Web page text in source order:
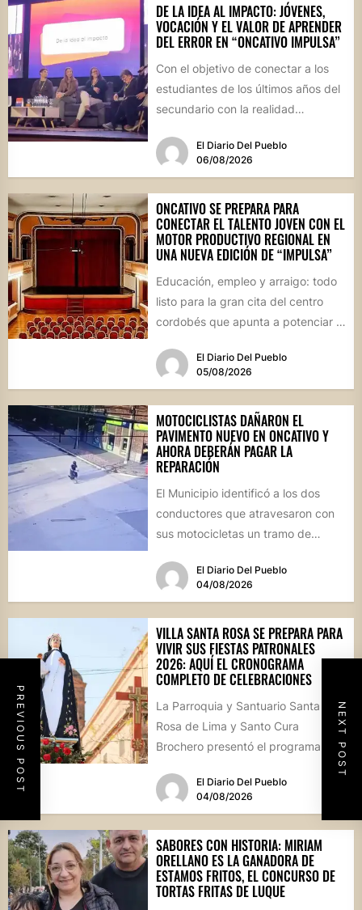
PREVIOUS POST NEXT POST
DE LA IDEA AL IMPACTO: JÓVENES,
VOCACIÓN Y EL VALOR DE APRENDER
DEL ERROR EN “ONCATIVO IMPULSA”
Con el objetivo de conectar a los
estudiantes de los últimos años del
secundario con la realidad
El Diario Del Pueblo
06/08/2026
ONCATIVO SE PREPARA PARA
CONECTAR EL TALENTO JOVEN CON EL
MOTOR PRODUCTIVO REGIONAL EN
UNA NUEVA EDICIÓN DE “IMPULSA”
Educación, empleo y arraigo: todo
listo para la gran cita del centro
cordobés que apunta a potenciar el
El Diario Del Pueblo
05/08/2026
MOTOCICLISTAS DAÑARON EL
PAVIMENTO NUEVO EN ONCATIVO Y
AHORA DEBERÁN PAGAR LA
REPARACIÓN
El Municipio identificó a los dos
conductores que atravesaron con
sus motocicletas un tramo de
calle...
El Diario Del Pueblo
04/08/2026
VILLA SANTA ROSA SE PREPARA PARA
VIVIR SUS FIESTAS PATRONALES
2026: AQUÍ EL CRONOGRAMA
COMPLETO DE CELEBRACIONES
La Parroquia y Santuario Santa
Rosa de Lima y Santo Cura
Brochero presentó el programa
El Diario Del Pueblo
04/08/2026
SABORES CON HISTORIA: MIRIAM
ORELLANO ES LA GANADORA DE
ESTAMOS FRITOS, EL CONCURSO DE
TORTAS FRITAS DE LUQUE